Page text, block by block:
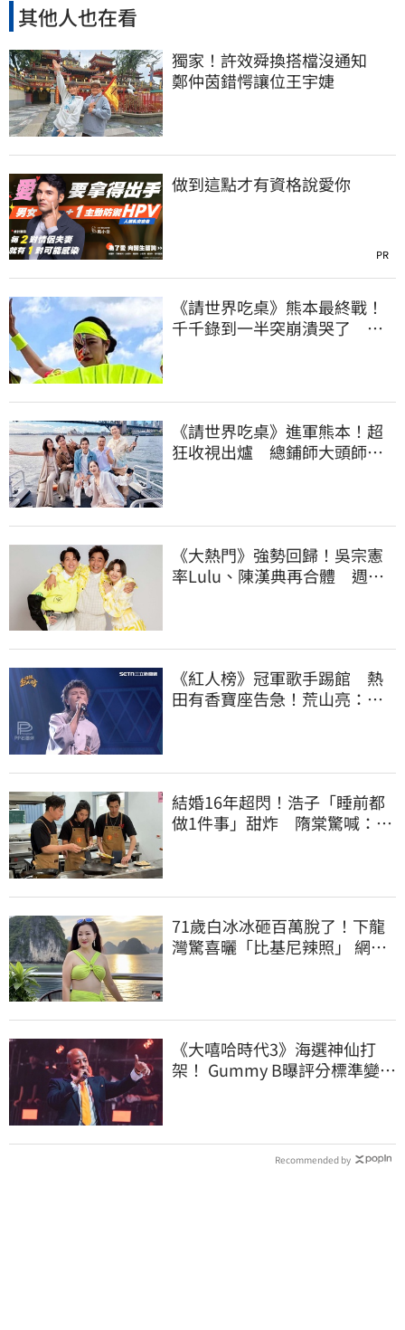
其他人也在看
獨家！許效舜換搭檔沒通知
鄭仲茵錯愕讓位王宇婕
做到這點才有資格說愛你
PR
《請世界吃桌》熊本最終戰！
千千錄到一半突崩潰哭了 關
《請世界吃桌》進軍熊本！超
狂收視出爐 總鋪師大頭師
《大熱門》強勢回歸！吳宗憲
率Lulu、陳漢典再合體 週末
《紅人榜》冠軍歌手踢館 熱
田有香寶座告急！荒山亮：今
結婚16年超閃！浩子「睡前都
做1件事」甜炸 隋棠驚喊：太
71歲白冰冰砸百萬脫了！下龍
灣驚喜曬「比基尼辣照」 網
《大嘻哈時代3》海選神仙打
架！ Gummy B曝評分標準變
Recommended by